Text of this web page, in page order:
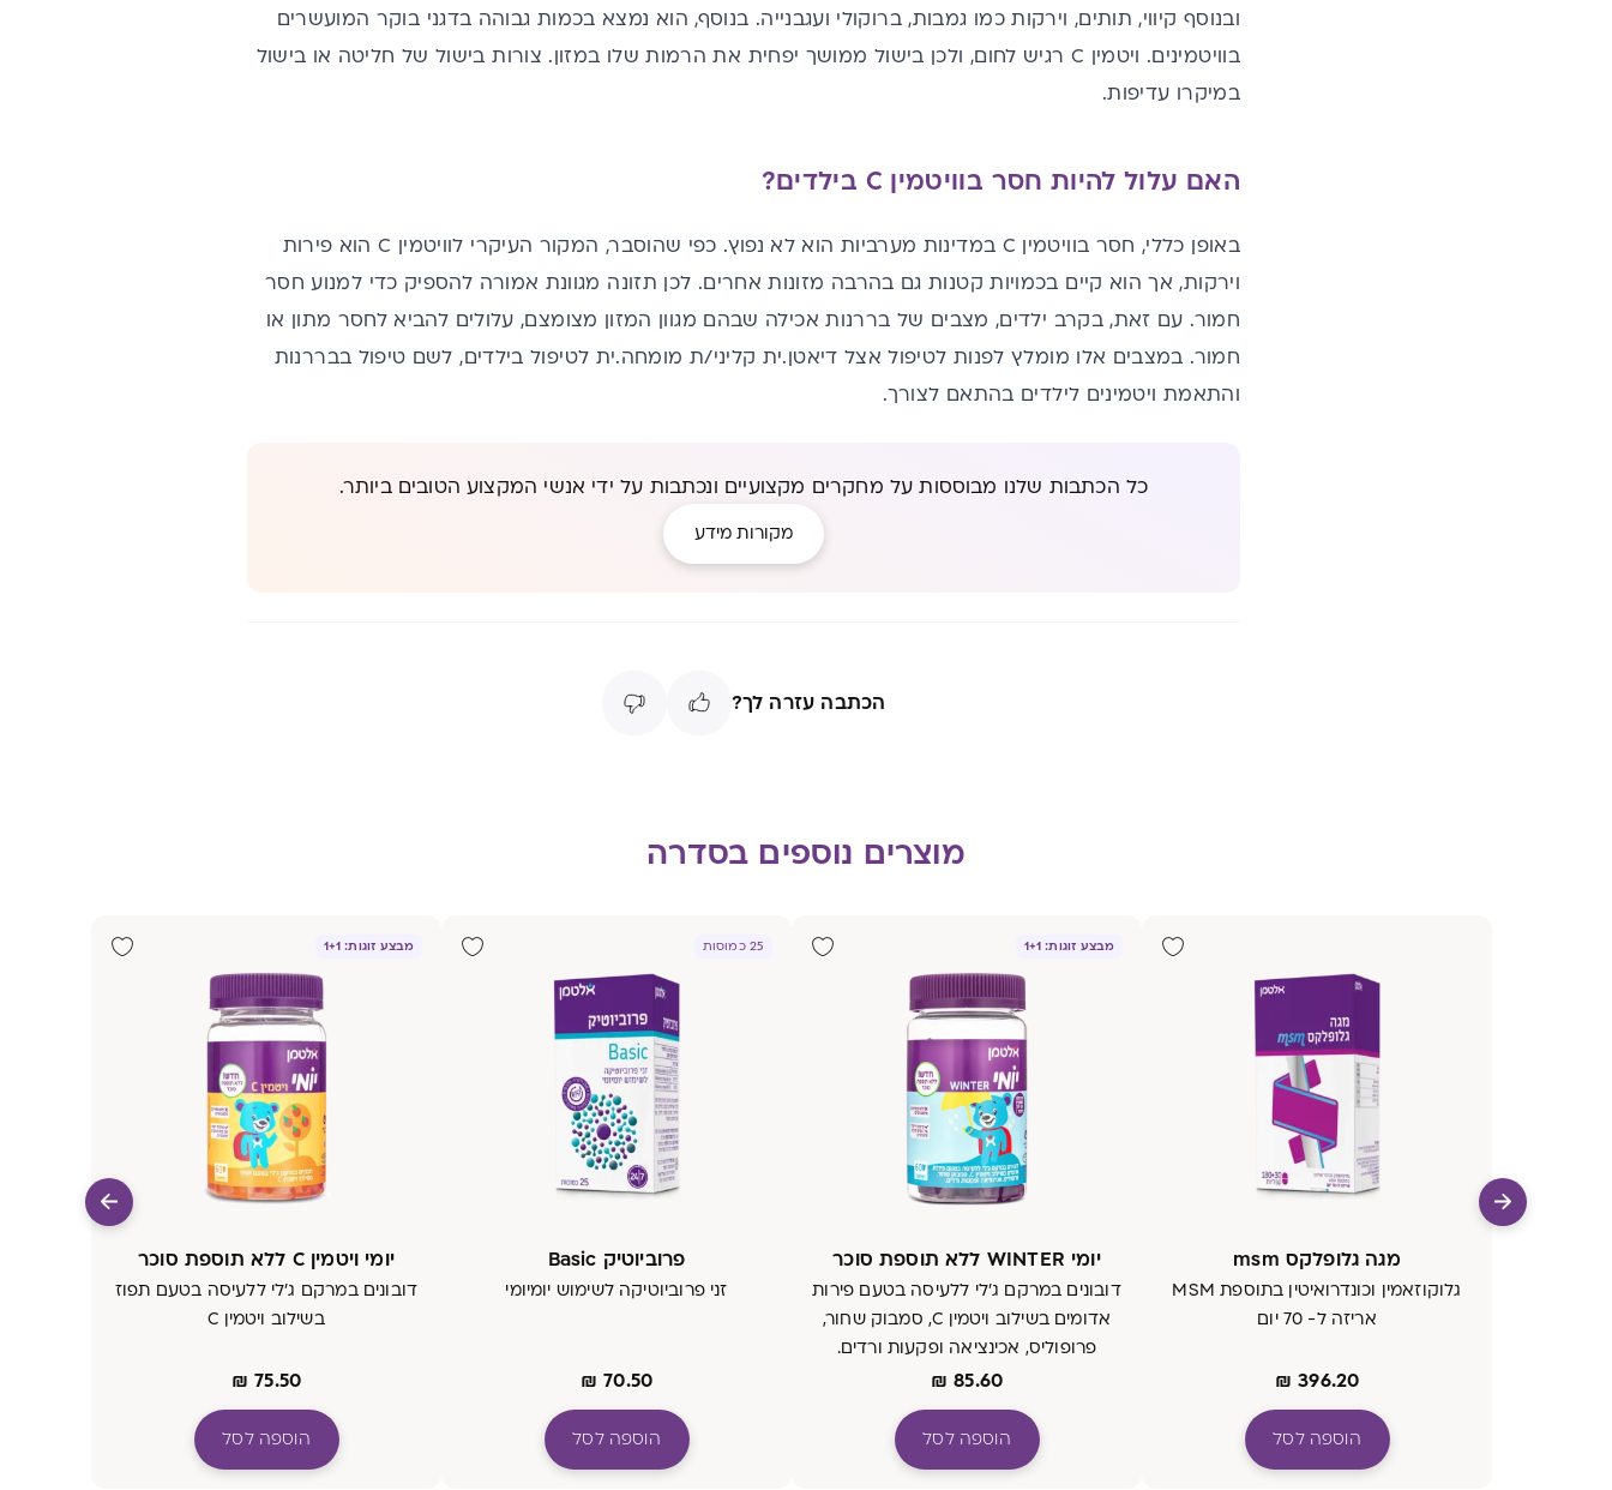
ובנוסף קיווי, תותים, וירקות כמו גמבות, ברוקולי ועגבנייה. בנוסף, הוא נמצא בכמות גבוהה בדגני בוקר המועשרים
בוויטמינים. ויטמין C רגיש לחום, ולכן בישול ממושך יפחית את הרמות שלו במזון. צורות בישול של חליטה או בישול
במיקרו עדיפות.
האם עלול להיות חסר בוויטמין C בילדים?
באופן כללי, חסר בוויטמין C במדינות מערביות הוא לא נפוץ. כפי שהוסבר, המקור העיקרי לוויטמין C הוא פירות
וירקות, אך הוא קיים בכמויות קטנות גם בהרבה מזונות אחרים. לכן תזונה מגוונת אמורה להספיק כדי למנוע חסר
חמור. עם זאת, בקרב ילדים, מצבים של בררנות אכילה שבהם מגוון המזון מצומצם, עלולים להביא לחסר מתון או
חמור. במצבים אלו מומלץ לפנות לטיפול אצל דיאטן.ית קליני/ת מומחה.ית לטיפול בילדים, לשם טיפול בבררנות
והתאמת ויטמינים לילדים בהתאם לצורך.
כל הכתבות שלנו מבוססות על מחקרים מקצועיים ונכתבות על ידי אנשי המקצוע הטובים ביותר.
מקורות מידע
הכתבה עזרה לך?
מוצרים נוספים בסדרה
מגה גלופלקס msm
גלוקוזאמין וכונדרואיטין בתוספת MSM
אריזה ל- 70 יום
₪ 396.20
הוספה לסל
מבצע זוגות: 1+1
יומי WINTER ללא תוספת סוכר
דובונים במרקם ג'לי ללעיסה בטעם פירות
אדומים בשילוב ויטמין C, סמבוק שחור,
פרופוליס, אכינציאה ופקעות ורדים.
₪ 85.60
הוספה לסל
25 כמוסות
פרוביוטיק Basic
זני פרוביוטיקה לשימוש יומיומי
₪ 70.50
הוספה לסל
מבצע זוגות: 1+1
יומי ויטמין C ללא תוספת סוכר
דובונים במרקם ג'לי ללעיסה בטעם תפוז
בשילוב ויטמין C
₪ 75.50
הוספה לסל